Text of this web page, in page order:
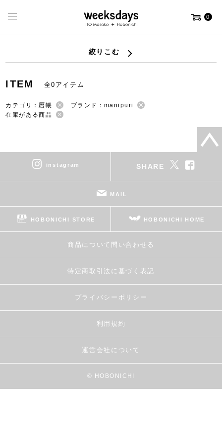
0
絞りこむ
ITEM 全0アイテム
カテゴリ：暦帳
ブランド：manipuri
在庫がある商品
instagram SHARE
MAIL
HOBONICHI STORE HOBONICHI HOME
商品について問い合わせる
特定商取引法に基づく表記
プライバシーポリシー
利用規約
運営会社について
© HOBONICHI